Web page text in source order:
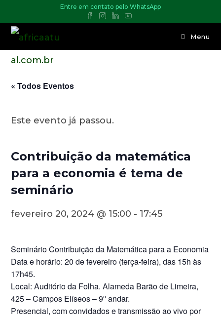
Entre em contato pelo WhatsApp
Menu
« Todos Eventos
Este evento já passou.
Contribuição da matemática
para a economia é tema de
seminário
fevereiro 20, 2024 @ 15:00 - 17:45
Seminário Contribuição da Matemática para a Economia
Data e horário: 20 de fevereiro (terça-feira), das 15h às
17h45.
Local: Auditório da Folha. Alameda Barão de Limeira,
425 – Campos Elíseos – 9º andar.
Presencial, com convidados e transmissão ao vivo por